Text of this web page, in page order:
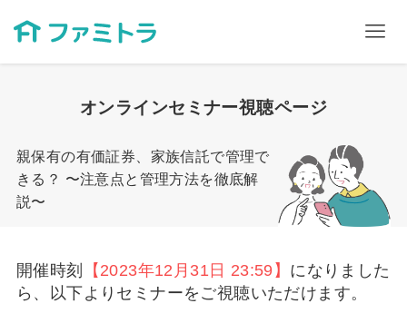
オンラインセミナー視聴ページ
親保有の有価証券、家族信託で管理で
きる？ 〜注意点と管理方法を徹底解
説〜
開催時刻 【2023年12月31日 23:59】 になりました
ら、以下よりセミナーをご視聴いただけます。